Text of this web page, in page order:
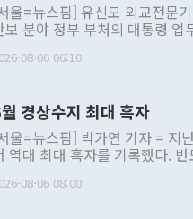
울=뉴스핌] 유신모 외교전문
보 분야 정부 부처의 대통령
언 중에는 정부 내 조율을 거치
의적 희망에 근거한 비현실적
의 대북 정책 관련 발언이 물의
부처 장관이 공개적으로 부정
의 무리한 대북 접근법과 월권
후 서울 종로구 정부서울청사에
08-06 06:10
경상수지 최대 흑자
울=뉴스핌] 박가연 기자 = 지
역대 최대 흑자를 기록했다.
행] 한국은행이 6일 발표한 '2026년 6월 국제수지(잠정)'에 따르
08-06 08:00